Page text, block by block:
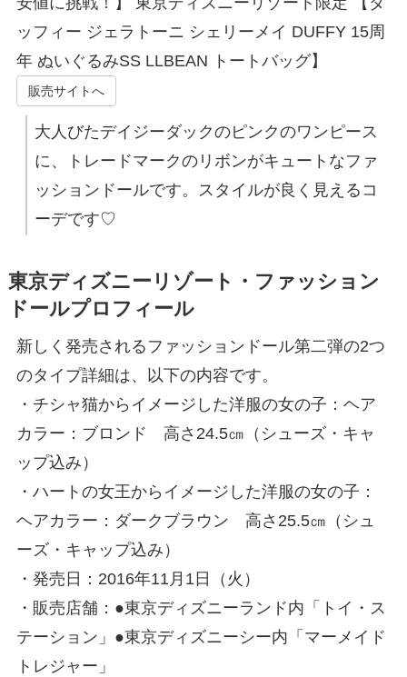
ッフィー ジェラトーニ シェリーメイ DUFFY 15周
年 ぬいぐるみSS LLBEAN トートバッグ】
販売サイトへ
大人びたデイジーダックのピンクのワンピース
に、トレードマークのリボンがキュートなファ
ッションドールです。スタイルが良く見えるコ
ーデです♡
東京ディズニーリゾート・ファッション
ドールプロフィール
新しく発売されるファッションドール第二弾の2つ
のタイプ詳細は、以下の内容です。
・チシャ猫からイメージした洋服の女の子：ヘア
カラー：ブロンド 高さ24.5㎝（シューズ・キャ
ップ込み）
・ハートの女王からイメージした洋服の女の子：
ヘアカラー：ダークブラウン 高さ25.5㎝（シュ
ーズ・キャップ込み）
・発売日：2016年11月1日（火）
・販売店舗：●東京ディズニーランド内「トイ・ス
テーション」●東京ディズニーシー内「マーメイド
トレジャー」